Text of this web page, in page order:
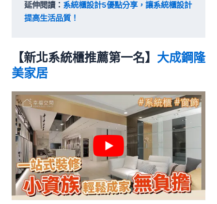
延伸閱讀： 系統櫃設計5優點分享，讓系統櫃設計
提高生活品質！
【新北系統櫃推薦第一名】 大成鋼隆
美家居